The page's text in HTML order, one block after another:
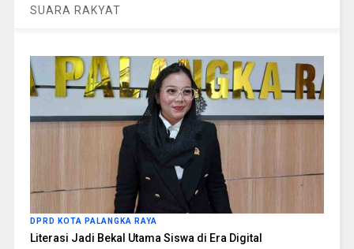
SUARA RAKYAT
DPRD KOTA PALANGKA RAYA
Literasi Jadi Bekal Utama Siswa di Era Digital